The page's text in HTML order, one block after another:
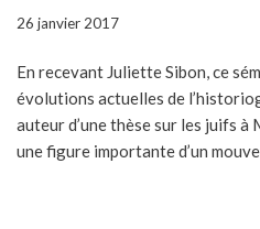
26 janvier 2017
En recevant Juliette Sibon, ce
évolutions actuelles de
auteur d’une thèse sur les juifs à
une figure importante d’un